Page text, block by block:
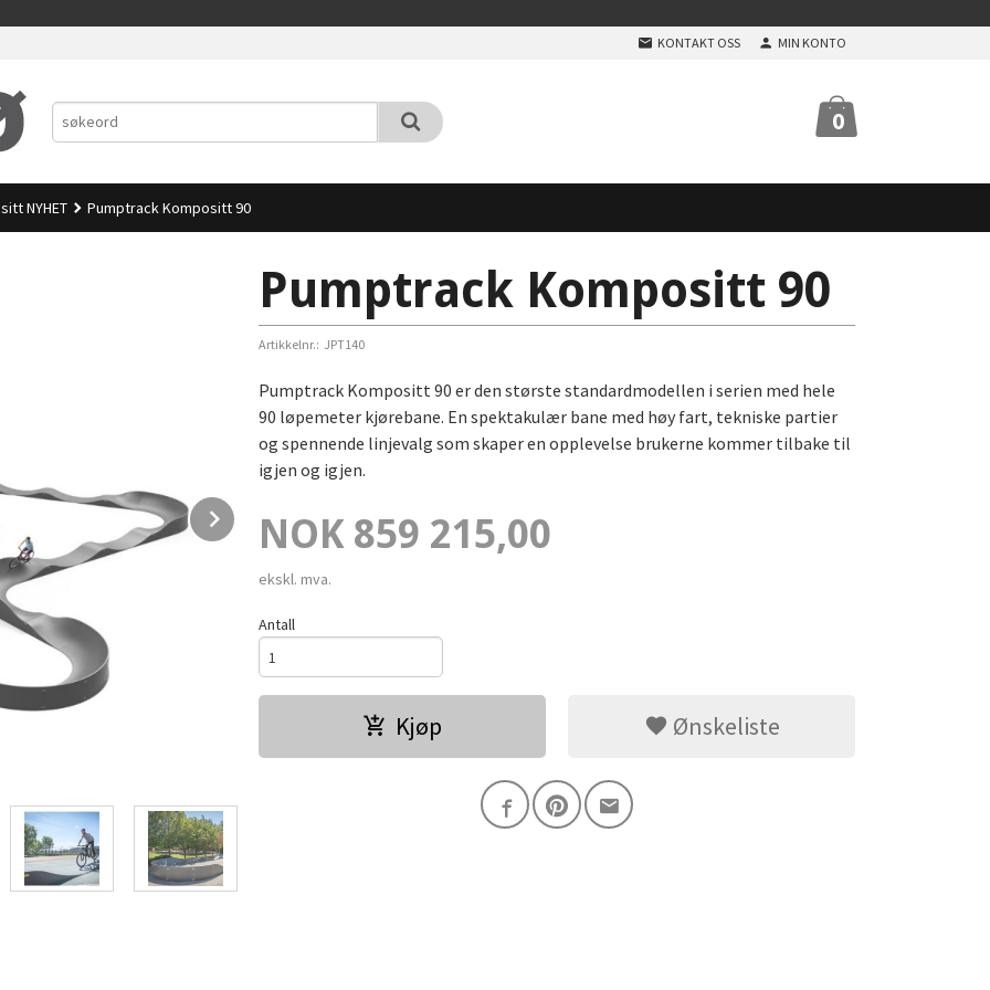
KONTAKT OSS MIN KONTO
0
NYHET Pumptrack Kompositt 90
Next
Pumptrack Kompositt 90
Artikkelnr.: JPT140
Pumptrack Kompositt 90 er den største standardmodellen i serien med hele
90 løpemeter kjørebane. En spektakulær bane med høy fart, tekniske partier
og spennende linjevalg som skaper en opplevelse brukerne kommer tilbake til
igjen og igjen.
Pris
NOK 859 215,00
ekskl. mva.
Antall
Kjøp Ønskeliste